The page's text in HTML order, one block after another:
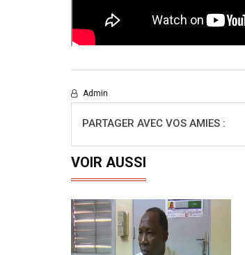
Admin
PARTAGER AVEC VOS AMIES :
VOIR AUSSI